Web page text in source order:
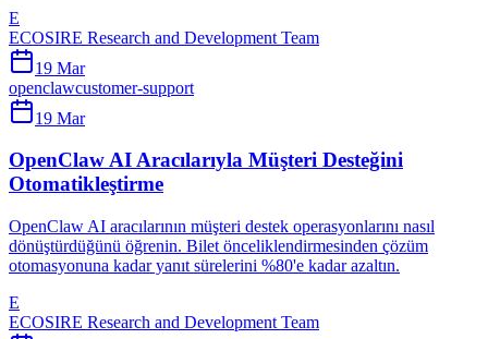
E
ECOSIRE Research and Development Team
19 Mar
openclawcustomer-support
19 Mar
OpenClaw AI Aracılarıyla Müşteri Desteğini
Otomatikleştirme
OpenClaw AI aracılarının müşteri destek operasyonlarını nasıl
dönüştürdüğünü öğrenin. Bilet önceliklendirmesinden çözüm
otomasyonuna kadar yanıt sürelerini %80'e kadar azaltın.
E
ECOSIRE Research and Development Team